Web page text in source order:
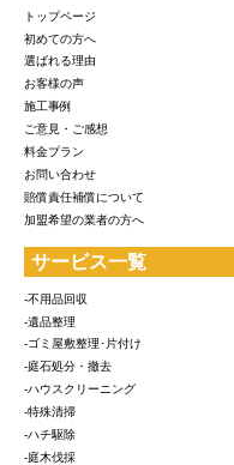
トップページ
初めての方へ
選ばれる理由
お客様の声
施工事例
ご意見・ご感想
料金プラン
お問い合わせ
賠償責任補償について
加盟希望の業者の方へ
サービス一覧
-不用品回収
-遺品整理
-ゴミ屋敷整理･片付け
-庭石処分・撤去
-ハウスクリーニング
-特殊清掃
-ハチ駆除
-庭木伐採